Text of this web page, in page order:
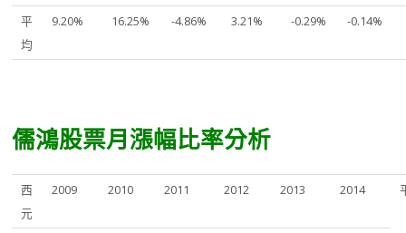
平
均
9.20% 16.25% -4.86% 3.21% -0.29% -0.14%
儒鴻股票月漲幅比率分析
西
元
2009 2010 2011 2012 2013 2014